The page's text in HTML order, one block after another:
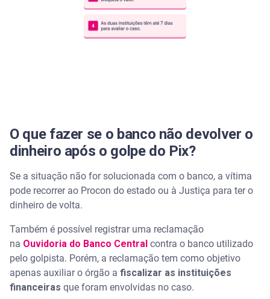
O que fazer se o banco não devolver o
dinheiro após o golpe do Pix?
Se a situação não for solucionada com o banco, a vítima
pode recorrer ao Procon do estado ou à Justiça para ter o
dinheiro de volta.
Também é possível registrar uma reclamação
na Ouvidoria do Banco Central contra o banco utilizado
pelo golpista. Porém, a reclamação tem como objetivo
apenas auxiliar o órgão a fiscalizar as instituições
financeiras que foram envolvidas no caso.